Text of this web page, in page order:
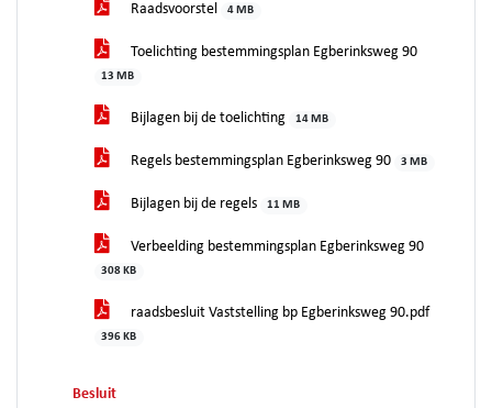
Raadsvoorstel
4 MB
Toelichting bestemmingsplan Egberinksweg 90
13 MB
Bijlagen bij de toelichting 14 MB
Regels bestemmingsplan Egberinksweg 90 3 MB
Bijlagen bij de regels 11 MB
Verbeelding bestemmingsplan Egberinksweg 90
308 KB
raadsbesluit Vaststelling bp Egberinksweg 90.pdf
396 KB
Besluit